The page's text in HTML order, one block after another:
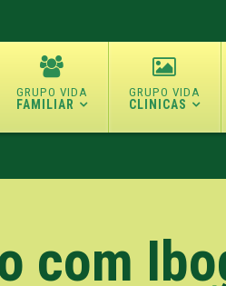
FAMILIAR CLINICAS
com